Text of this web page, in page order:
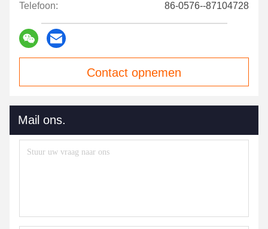
Telefoon: 86-0576--87104728
Contact opnemen
Mail ons.